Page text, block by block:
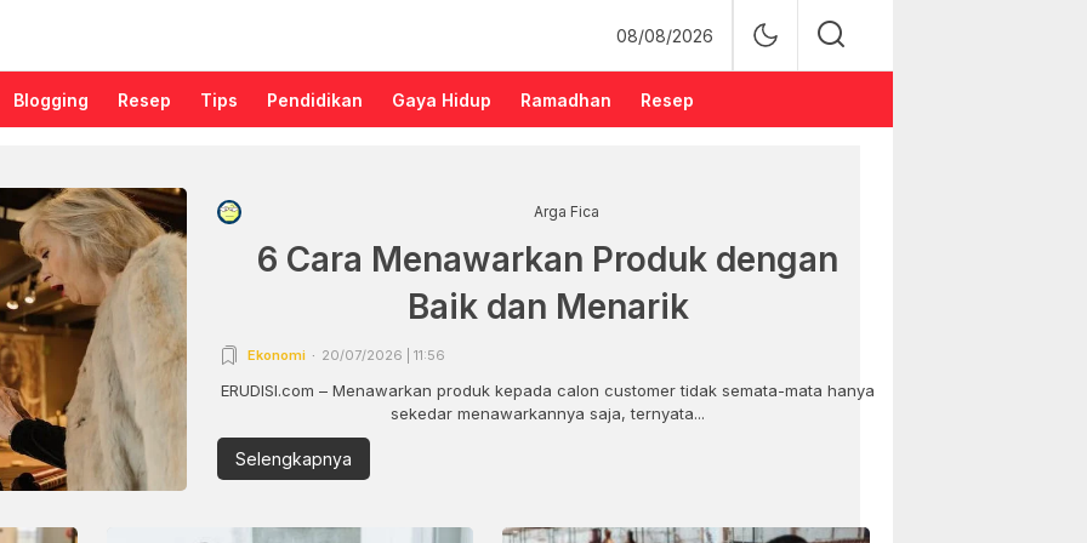
08/08/2026
Blogging Resep Tips Pendidikan Gaya Hidup Ramadhan Resep
Arga Fica
6 Cara Menawarkan Produk dengan
Baik dan Menarik
Ekonomi 20/07/2026 | 11:56
ERUDISI.com – Menawarkan produk kepada calon customer tidak semata-mata hanya
sekedar menawarkannya saja, ternyata...
Selengkapnya